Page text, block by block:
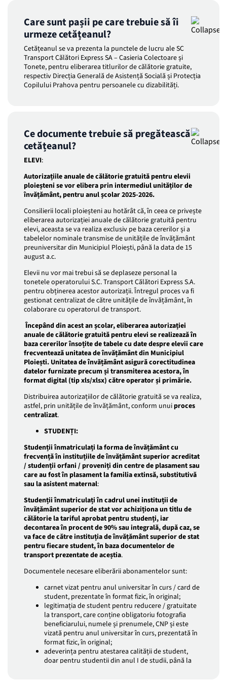
Care sunt pașii pe care trebuie să îi
urmeze cetățeanul?
Cetățeanul se va prezenta la punctele de lucru ale SC
Transport Călători Express SA – Casieria Colectoare și
Tonete, pentru eliberarea titlurilor de călătorie gratuite,
respectiv Direcția Generală de Asistență Socială și Protecția
Copilului Prahova pentru persoanele cu dizabilități.
Ce documente trebuie să pregătească
cetățeanul?
ELEVI:
Autorizațiile anuale de călătorie gratuită pentru elevii
ploieșteni se vor elibera prin intermediul unităților de
învățământ, pentru anul școlar 2025-2026.
Consilierii locali ploieșteni au hotărât că, în ceea ce privește
eliberarea autorizației anuale de călătorie gratuită pentru
elevi, aceasta se va realiza exclusiv pe baza cererilor și a
tabelelor nominale transmise de unitățile de învățământ
preuniversitar din Municipiul Ploiești, până la data de 15
august a.c.
Elevii nu vor mai trebui să se deplaseze personal la
tonetele operatorului S.C. Transport Călători Express S.A.
pentru obținerea acestor autorizații. Întregul proces va fi
gestionat centralizat de către unitățile de învățământ, în
colaborare cu operatorul de transport.
Începând din acest an școlar, eliberarea autorizației
anuale de călătorie gratuită pentru elevi se realizează în
baza cererilor însoțite de tabele cu date despre elevii care
frecventează unitatea de învățământ din Municipiul
Ploiești. Unitatea de învățământ asigură corectitudinea
datelor furnizate precum și transmiterea acestora, în
format digital (tip xls/xlsx) către operator și primărie.
Distribuirea autorizațiilor de călătorie gratuită se va realiza,
astfel, prin unitățile de învățământ, conform unui proces
centralizat.
STUDENȚI:
Studenții înmatriculați la forma de învățământ cu
frecvență în instituțiile de învățământ superior acreditat
/ studenții orfani / proveniți din centre de plasament sau
care au fost în plasament la familia extinsă, substitutivă
sau la asistent maternal:
Studenții înmatriculați în cadrul unei instituții de
învățământ superior de stat vor achiziționa un titlu de
călătorie la tariful aprobat pentru studenți, iar
decontarea în procent de 90% sau integrală, după caz, se
va face de către instituția de învățământ superior de stat
pentru fiecare student, în baza documentelor de
transport prezentate de aceștia.
Documentele necesare eliberării abonamentelor sunt:
carnet vizat pentru anul universitar în curs / card de
student, prezentate în format fizic, în original;
legitimația de student pentru reducere / gratuitate
la transport, care conține obligatoriu fotografia
beneficiarului, numele și prenumele, CNP și este
vizată pentru anul universitar în curs, prezentată în
format fizic, în original;
adeverința pentru atestarea calității de student,
doar pentru studenții din anul I de studii, până la